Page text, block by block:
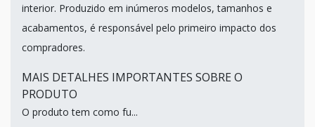
interior. Produzido em inúmeros modelos, tamanhos e
acabamentos, é responsável pelo primeiro impacto dos
compradores.
MAIS DETALHES IMPORTANTES SOBRE O
PRODUTO
O produto tem como fu...